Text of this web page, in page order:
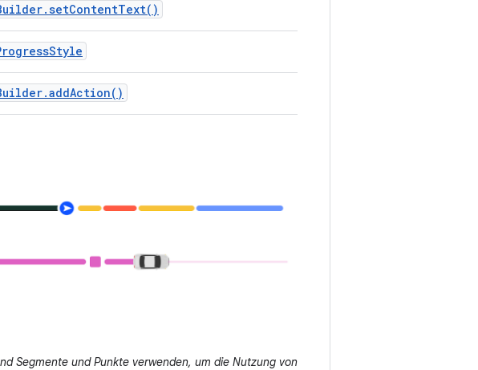
Segmente und Punkte verwenden, um die Nutzung von